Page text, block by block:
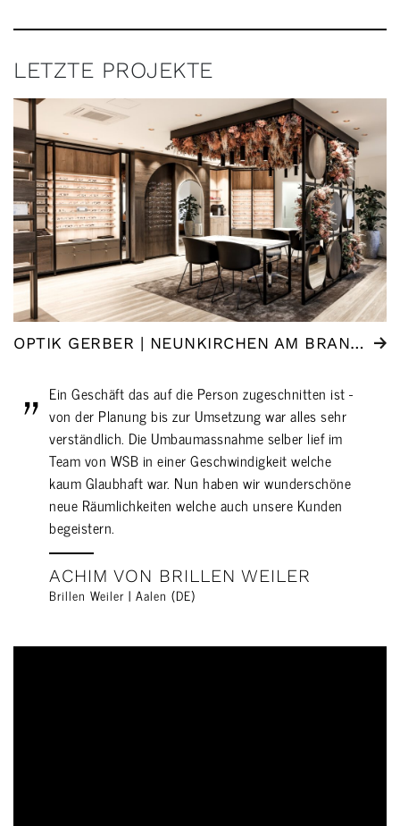
LETZTE PROJEKTE
OPTIK GERBER | NEUNKIRCHEN AM BRAND (DE)
Ein Geschäft das auf die Person zugeschnitten ist -
von der Planung bis zur Umsetzung war alles sehr
verständlich. Die Umbaumassnahme selber lief im
Team von WSB in einer Geschwindigkeit welche
kaum Glaubhaft war. Nun haben wir wunderschöne
neue Räumlichkeiten welche auch unsere Kunden
begeistern.
ACHIM VON BRILLEN WEILER
Brillen Weiler | Aalen (DE)